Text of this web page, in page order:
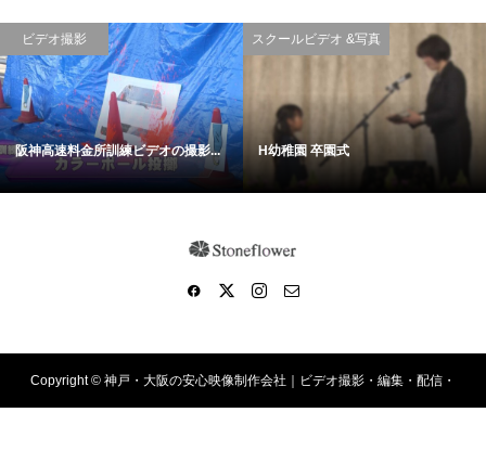
ビデオ撮影
阪神高速料金所訓練ビデオの撮影...
スクールビデオ &写真
H幼稚園 卒園式
Copyright © 神戸・大阪の安心映像制作会社｜ビデオ撮影・編集・配信・